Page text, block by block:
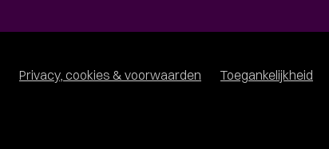
Privacy, cookies & voorwaarden Toegankelijkheid